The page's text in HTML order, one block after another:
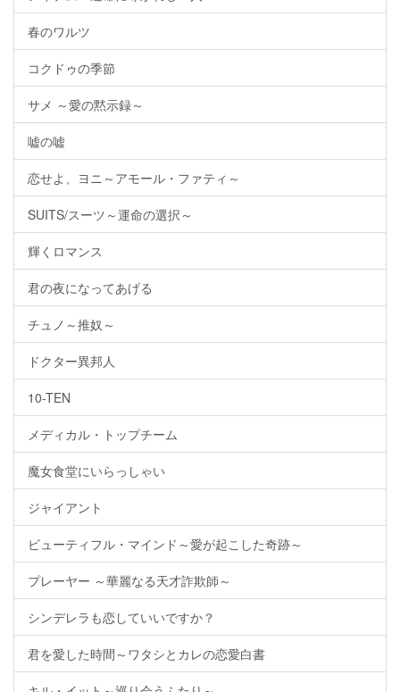
春のワルツ
コクドゥの季節
サメ ～愛の黙示録～
嘘の嘘
恋せよ、ヨニ～アモール・ファティ～
SUITS/スーツ～運命の選択～
輝くロマンス
君の夜になってあげる
チュノ～推奴～
ドクター異邦人
10-TEN
メディカル・トップチーム
魔女食堂にいらっしゃい
ジャイアント
ビューティフル・マインド～愛が起こした奇跡～
プレーヤー ～華麗なる天才詐欺師～
シンデレラも恋していいですか？
君を愛した時間～ワタシとカレの恋愛白書